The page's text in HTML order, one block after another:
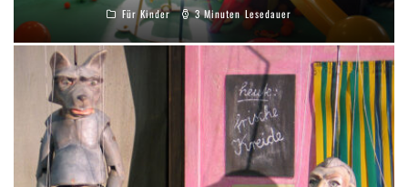
Für Kinder 3 Minuten Lesedauer